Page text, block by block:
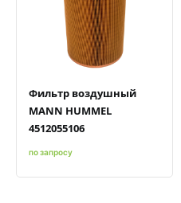
Быстрый просмотрДобавить к сравнению
Добавить в избранное
Фильтр воздушный
MANN HUMMEL
4512055106
по запросу